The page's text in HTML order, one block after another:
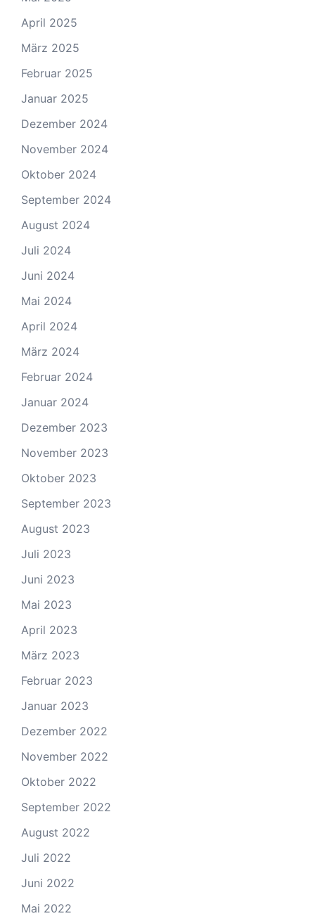
April 2025
März 2025
Februar 2025
Januar 2025
Dezember 2024
November 2024
Oktober 2024
September 2024
August 2024
Juli 2024
Juni 2024
Mai 2024
April 2024
März 2024
Februar 2024
Januar 2024
Dezember 2023
November 2023
Oktober 2023
September 2023
August 2023
Juli 2023
Juni 2023
Mai 2023
April 2023
März 2023
Februar 2023
Januar 2023
Dezember 2022
November 2022
Oktober 2022
September 2022
August 2022
Juli 2022
Juni 2022
Mai 2022